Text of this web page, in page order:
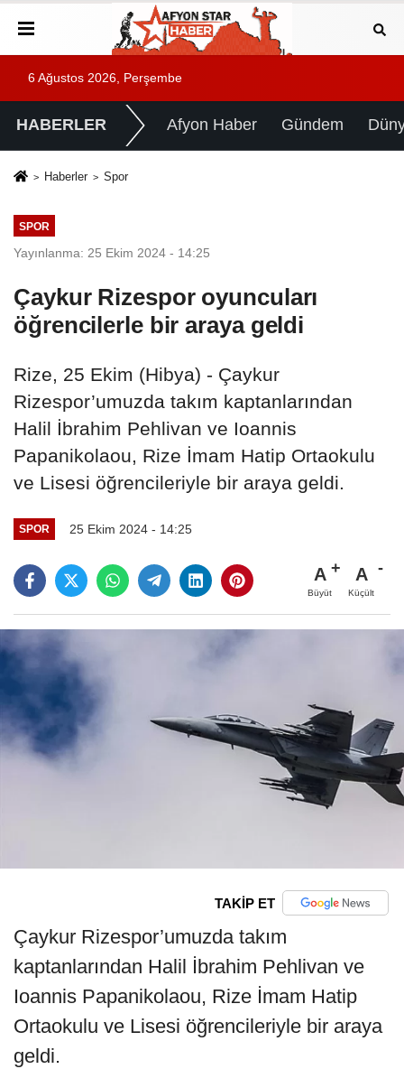
6 Ağustos 2026, Perşembe
HABERLER Afyon Haber Gündem
Haberler Spor
SPOR
Yayınlanma: 25 Ekim 2024 - 14:25
Çaykur Rizespor oyuncuları
öğrencilerle bir araya geldi
Rize, 25 Ekim (Hibya) - Çaykur
Rizespor’umuzda takım kaptanlarından
Halil İbrahim Pehlivan ve Ioannis
Papanikolaou, Rize İmam Hatip Ortaokulu
ve Lisesi öğrencileriyle bir araya geldi.
SPOR 25 Ekim 2024 - 14:25
A
Büyüt
A
Küçült
TAKİP ET
Çaykur Rizespor’umuzda takım
kaptanlarından Halil İbrahim Pehlivan ve
Ioannis Papanikolaou, Rize İmam Hatip
Ortaokulu ve Lisesi öğrencileriyle bir araya
geldi.